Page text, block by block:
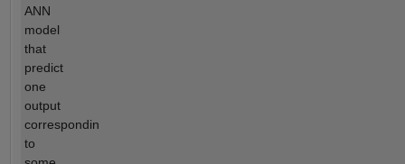
ANN
model
that
predict
one
output
correspondin
to